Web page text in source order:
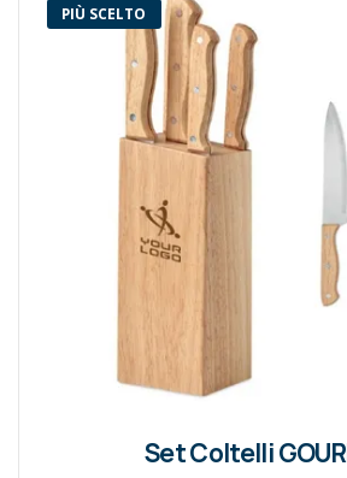
PIÙ SCELTO
Set Coltelli